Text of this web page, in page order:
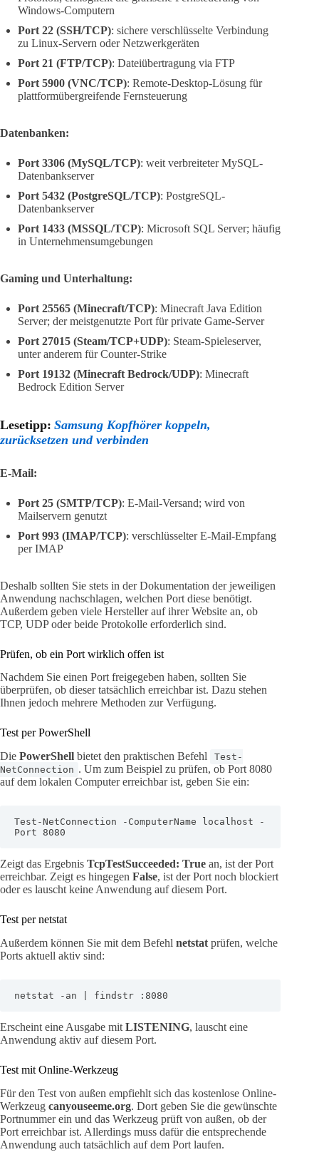
Windows-Computern
Port 22 (SSH/TCP): sichere verschlüsselte Verbindung
zu Linux-Servern oder Netzwerkgeräten
Port 21 (FTP/TCP): Dateiübertragung via FTP
Port 5900 (VNC/TCP): Remote-Desktop-Lösung für
plattformübergreifende Fernsteuerung
Datenbanken:
Port 3306 (MySQL/TCP): weit verbreiteter MySQL-
Datenbankserver
Port 5432 (PostgreSQL/TCP): PostgreSQL-
Datenbankserver
Port 1433 (MSSQL/TCP): Microsoft SQL Server; häufig
in Unternehmensumgebungen
Gaming und Unterhaltung:
Port 25565 (Minecraft/TCP): Minecraft Java Edition
Server; der meistgenutzte Port für private Game-Server
Port 27015 (Steam/TCP+UDP): Steam-Spieleserver,
unter anderem für Counter-Strike
Port 19132 (Minecraft Bedrock/UDP): Minecraft
Bedrock Edition Server
Lesetipp: Samsung Kopfhörer koppeln,
zurücksetzen und verbinden
E-Mail:
Port 25 (SMTP/TCP): E-Mail-Versand; wird von
Mailservern genutzt
Port 993 (IMAP/TCP): verschlüsselter E-Mail-Empfang
per IMAP
Deshalb sollten Sie stets in der Dokumentation der jeweiligen
Anwendung nachschlagen, welchen Port diese benötigt.
Außerdem geben viele Hersteller auf ihrer Website an, ob
TCP, UDP oder beide Protokolle erforderlich sind.
Prüfen, ob ein Port wirklich offen ist
Nachdem Sie einen Port freigegeben haben, sollten Sie
überprüfen, ob dieser tatsächlich erreichbar ist. Dazu stehen
Ihnen jedoch mehrere Methoden zur Verfügung.
Test per PowerShell
Die PowerShell bietet den praktischen Befehl
Test-
NetConnection . Um zum Beispiel zu prüfen, ob Port 8080
auf dem lokalen Computer erreichbar ist, geben Sie ein:
Test-NetConnection -ComputerName localhost -
Port 8080
Zeigt das Ergebnis TcpTestSucceeded: True an, ist der Port
erreichbar. Zeigt es hingegen False, ist der Port noch blockiert
oder es lauscht keine Anwendung auf diesem Port.
Test per netstat
Außerdem können Sie mit dem Befehl netstat prüfen, welche
Ports aktuell aktiv sind:
netstat -an | findstr :8080
Erscheint eine Ausgabe mit LISTENING, lauscht eine
Anwendung aktiv auf diesem Port.
Test mit Online-Werkzeug
Für den Test von außen empfiehlt sich das kostenlose Online-
Werkzeug canyouseeme.org. Dort geben Sie die gewünschte
Portnummer ein und das Werkzeug prüft von außen, ob der
Port erreichbar ist. Allerdings muss dafür die entsprechende
Anwendung auch tatsächlich auf dem Port laufen.